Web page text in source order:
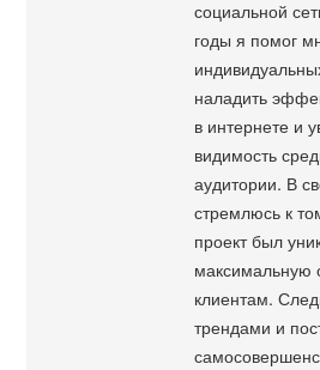
социальной
годы я помог
наладить
в интернете и
видимость
аудитории. В
стремлюсь к
проект был
максимальную
клиентам.
трендами и